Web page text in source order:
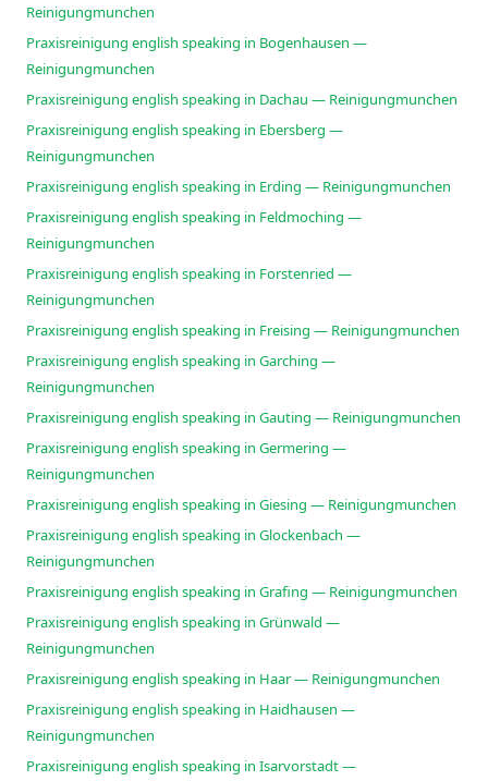
Reinigungmunchen
Praxisreinigung english speaking in Bogenhausen —
Reinigungmunchen
Praxisreinigung english speaking in Dachau — Reinigungmunchen
Praxisreinigung english speaking in Ebersberg —
Reinigungmunchen
Praxisreinigung english speaking in Erding — Reinigungmunchen
Praxisreinigung english speaking in Feldmoching —
Reinigungmunchen
Praxisreinigung english speaking in Forstenried —
Reinigungmunchen
Praxisreinigung english speaking in Freising — Reinigungmunchen
Praxisreinigung english speaking in Garching —
Reinigungmunchen
Praxisreinigung english speaking in Gauting — Reinigungmunchen
Praxisreinigung english speaking in Germering —
Reinigungmunchen
Praxisreinigung english speaking in Giesing — Reinigungmunchen
Praxisreinigung english speaking in Glockenbach —
Reinigungmunchen
Praxisreinigung english speaking in Grafing — Reinigungmunchen
Praxisreinigung english speaking in Grünwald —
Reinigungmunchen
Praxisreinigung english speaking in Haar — Reinigungmunchen
Praxisreinigung english speaking in Haidhausen —
Reinigungmunchen
Praxisreinigung english speaking in Isarvorstadt —